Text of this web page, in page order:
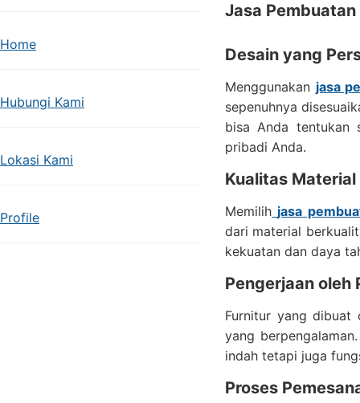
Home
Hubungi Kami
Lokasi Kami
Profile
Jasa
Desain yang
Menggunakan jasa
sepenuhnya
bisa Anda tentukan
pribadi Anda.
Kualitas
Memilih jasa
dari material
kekuatan dan daya
Pengerjaan oleh
Furnitur yang dibuat
yang
indah tetapi juga
Proses